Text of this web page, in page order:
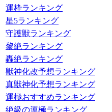
運枠ランキング
星5ランキング
守護獣ランキング
黎絶ランキング
轟絶ランキング
獣神化改予想ランキング
真獣神化予想ランキング
運極おすすめランキング
絶級の運極ランキング